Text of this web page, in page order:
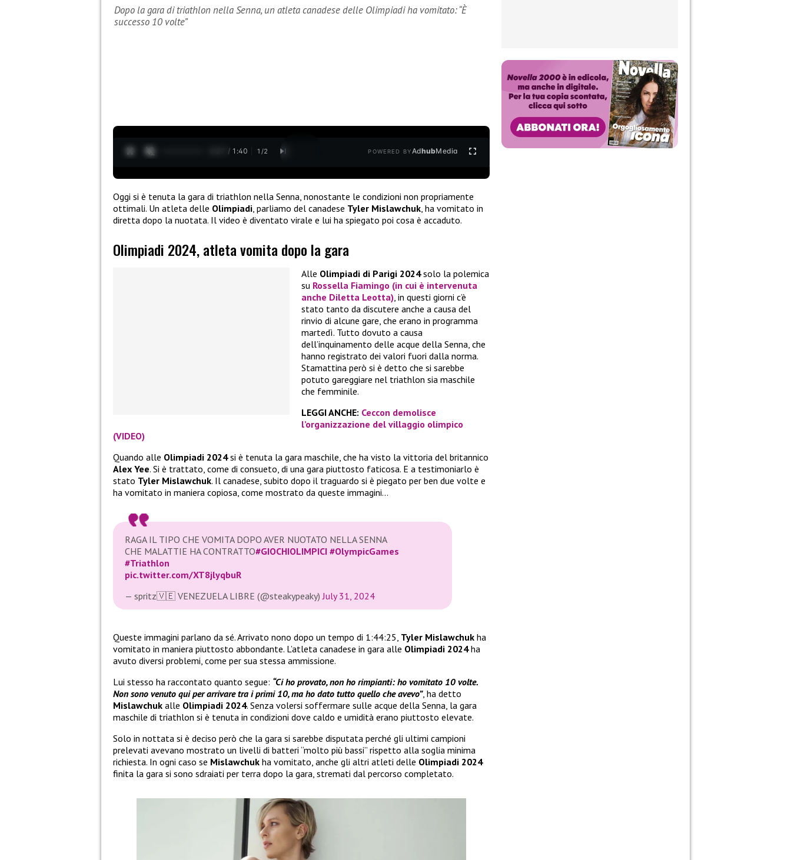
Dopo la gara di triathlon nella Senna, un atleta canadese delle Olimpiadi ha vomitato: “È
successo 10 volte”
0:28 / 1:40 1 /2 POWERED BYAdhubMedia
Oggi si è tenuta la gara di triathlon nella Senna, nonostante le condizioni non propriamente
ottimali. Un atleta delle Olimpiadi , parliamo del canadese Tyler Mislawchuk , ha vomitato in
diretta dopo la nuotata. Il video è diventato virale e lui ha spiegato poi cosa è accaduto.
Olimpiadi 2024, atleta vomita dopo la gara
Alle Olimpiadi di Parigi 2024solo la polemica
su Rossella Fiamingo (in cui è intervenuta
anche Diletta Leotta), in questi giorni c’è
stato tanto da discutere anche a causa del
rinvio di alcune gare, che erano in programma
martedì. Tutto dovuto a causa
dell’inquinamento delle acque della Senna, che
hanno registrato dei valori fuori dalla norma.
Stamattina però si è detto che si sarebbe
potuto gareggiare nel triathlon sia maschile
che femminile.
LEGGI ANCHE: Ceccon demolisce
l’organizzazione del villaggio olimpico
(VIDEO)
Quando alle Olimpiadi 2024si è tenuta la gara maschile, che ha visto la vittoria del britannico
Alex Yee. Si è trattato, come di consueto, di una gara piuttosto faticosa. E a testimoniarlo è
stato Tyler Mislawchuk. Il canadese, subito dopo il traguardo si è piegato per ben due volte e
ha vomitato in maniera copiosa, come mostrato da queste immagini…
RAGA IL TIPO CHE VOMITA DOPO AVER NUOTATO NELLA SENNA
CHE MALATTIE HA CONTRATTO#GIOCHIOLIMPICI #OlympicGames
#Triathlon
pic.twitter.com/XT8jlyqbuR
— spritz🇻🇪 VENEZUELA LIBRE (@steakypeaky)July 31, 2024
Queste immagini parlano da sé. Arrivato nono dopo un tempo di 1:44:25, Tyler Mislawchuk ha
vomitato in maniera piuttosto abbondante. L’atleta canadese in gara alle Olimpiadi 2024ha
avuto diversi problemi, come per sua stessa ammissione.
Lui stesso ha raccontato quanto segue: “Ci ho provato, non ho rimpianti: ho vomitato 10 volte.
Non sono venuto qui per arrivare tra i primi 10, ma ho dato tutto quello che avevo”, ha detto
Mislawchuk alle Olimpiadi 2024. Senza volersi soffermare sulle acque della Senna, la gara
maschile di triathlon si è tenuta in condizioni dove caldo e umidità erano piuttosto elevate.
Solo in nottata si è deciso però che la gara si sarebbe disputata perché gli ultimi campioni
prelevati avevano mostrato un livelli di batteri “molto più bassi” rispetto alla soglia minima
richiesta. In ogni caso se Mislawchuk ha vomitato, anche gli altri atleti delle Olimpiadi 2024
finita la gara si sono sdraiati per terra dopo la gara, stremati dal percorso completato.